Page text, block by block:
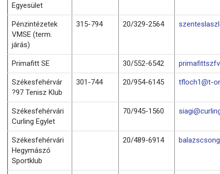
Egyesület
Pénzintézetek
VMSE (term.
járás)
315-794 20/329-2564
Primafitt SE 30/552-6542
Székesfehérvár
?97 Tenisz Klub
301-744 20/954-6145 tfloch1@t-
Székesfehérvári
Curling Egylet
70/945-1560
Székesfehérvári
Hegymászó
Sportklub
20/489-6914